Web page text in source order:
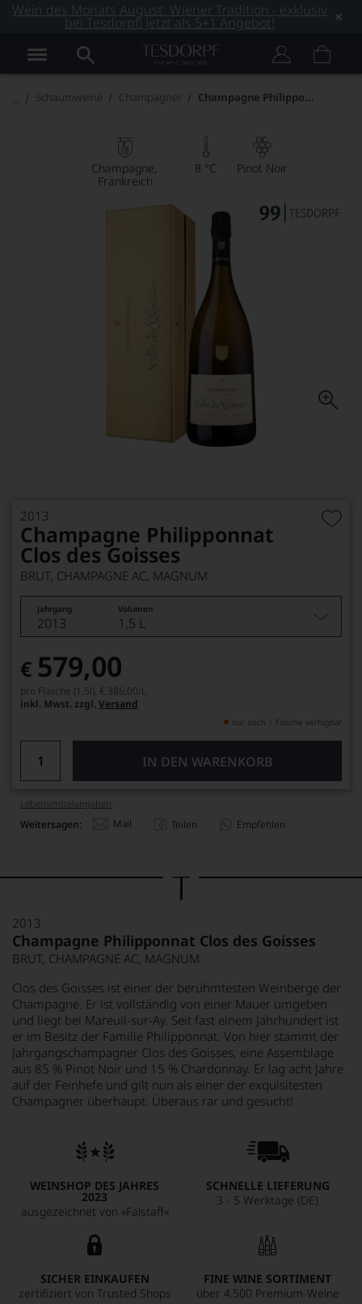
Wein des Monats August: Wiener Tradition - exklusiv
bei Tesdorpf! Jetzt als 5+1 Angebot!
Schaumweine Champagner Champagne Philipponnat Clos des Goisses
Champagne
Frankreich
8 °C Pinot Noir
2013
Champagne Philipponnat
Clos des Goisses
BRUT, CHAMPAGNE AC, MAGNUM
Jahrgang Volumen
2013 1,5 L
€ 579,00
pro Flasche (1.5l), € 386,00/L
inkl. Mwst. zzgl. Versand
nur noch 1 Flasche verfügbar
IN DEN WARENKORB
Lebensmittel­angaben
Weitersagen: Mail Teilen Empfehlen
2013
Champagne Philipponnat Clos des Goisses
BRUT, CHAMPAGNE AC, MAGNUM
Clos des Goisses ist einer der berühmtesten Weinberge der
Champagne. Er ist vollständig von einer Mauer umgeben
und liegt bei Mareuil-sur-Ay. Seit fast einem Jahrhundert ist
er im Besitz der Familie Philipponnat. Von hier stammt der
Jahrgangschampagner Clos des Goisses, eine Assemblage
aus 85 % Pinot Noir und 15 % Chardonnay. Er lag acht Jahre
auf der Feinhefe und gilt nun als einer der exquisitesten
Champagner überhaupt. Überaus rar und gesucht!
WEINSHOP DES JAHRES
2023
ausgezeichnet von »Falstaff«
SCHNELLE LIEFERUNG
3 - 5 Werktage (DE)
SICHER EINKAUFEN
zertifiziert von Trusted Shops
FINE WINE SORTIMENT
über 4.500 Premium-Weine